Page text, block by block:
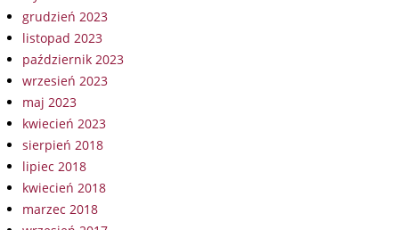
grudzień 2023
listopad 2023
październik 2023
wrzesień 2023
maj 2023
kwiecień 2023
sierpień 2018
lipiec 2018
kwiecień 2018
marzec 2018